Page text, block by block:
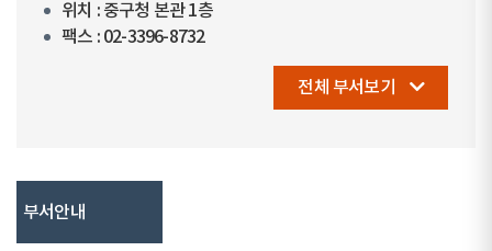
위치 : 중구청 본관 1층
팩스 : 02-3396-8732
전체 부서보기
부서안내